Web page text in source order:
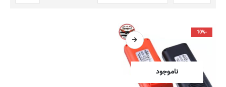
-10%
ناموجود